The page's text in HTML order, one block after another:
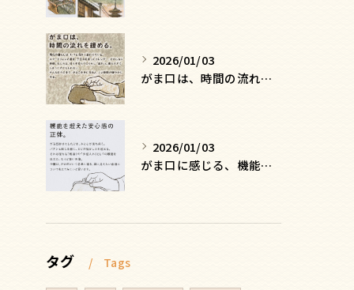
2026/01/03
がま口は、時間の流れを緩める
2026/01/03
がま口に感じる、機能を超えた安心感の正体
タグ Tags